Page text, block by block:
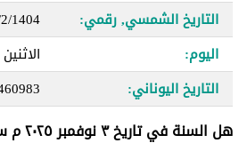
التاريخ الشمسي, رقمي:
1404
اليوم:
الاثنين
التاريخ اليوناني:
هل السنة في تاريخ ٣ نوفمبر ٢٠٢٥ م سنة كبيسة؟